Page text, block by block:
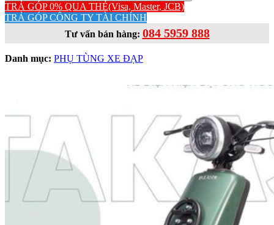
TRẢ GÓP 0% QUA THẺ(Visa, Master, JCB)
TRẢ GÓP CÔNG TY TÀI CHÍNH
Tư vấn bán hàng: 084 5959 888
Danh mục: PHỤ TÙNG XE ĐẠP